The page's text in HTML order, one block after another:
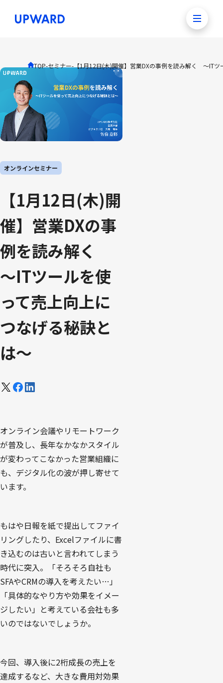
TOP-セミナー-【1月12日(木)開催】営業DXの事例を読み解く ～ITツ
オンラインセミナー
【1月12日(木)開
催】営業DXの事
例を読み解く
～ITツールを使
って売上向上に
つなげる秘訣と
は～
オンライン会議やリモートワーク
が普及し、長年なかなかスタイル
が変わってこなかった営業組織に
も、デジタル化の波が押し寄せて
います。
もはや日報を紙で提出してファイ
リングしたり、Excelファイルに書
き込むのは古いと言われてしまう
時代に突入。「そろそろ自社も
SFAやCRMの導入を考えたい…」
「具体的なやり方や効果をイメー
ジしたい」と考えている会社も多
いのではないでしょうか。
今回、導入後に2桁成長の売上を
達成するなど、大きな費用対効果